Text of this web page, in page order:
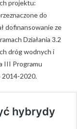
projektu:
do
dofinansowanie ze
Działania 3.2
dróg wodnych i
III Programu
2020.